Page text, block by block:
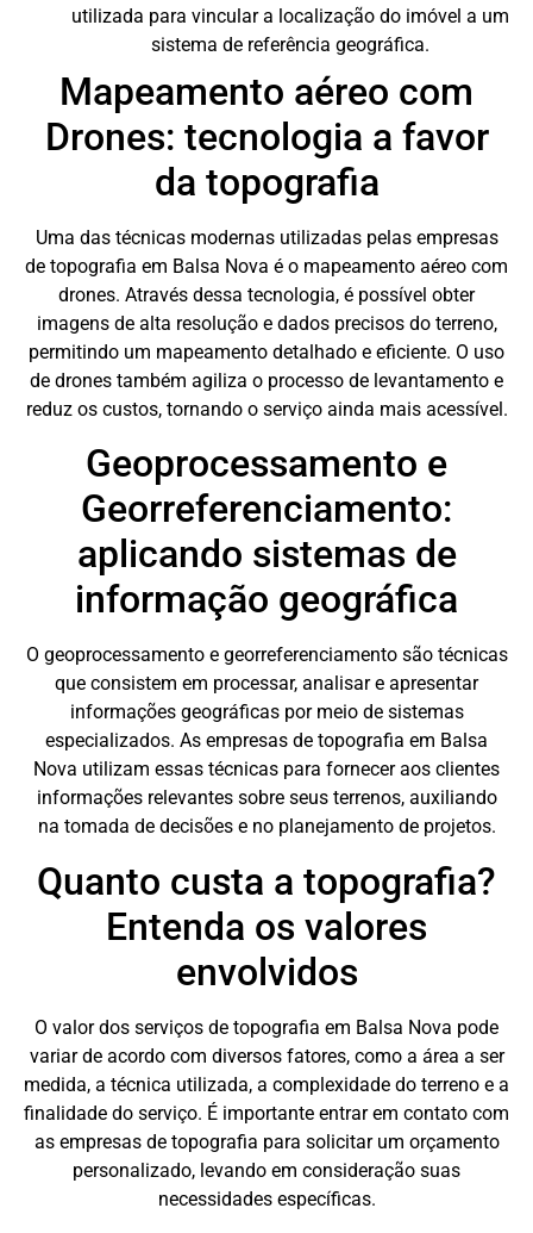
utilizada para vincular a localização do imóvel a um
sistema de referência geográfica.
Mapeamento aéreo com
Drones: tecnologia a favor
da topografia
Uma das técnicas modernas utilizadas pelas empresas
de topografia em Balsa Nova é o mapeamento aéreo com
drones. Através dessa tecnologia, é possível obter
imagens de alta resolução e dados precisos do terreno,
permitindo um mapeamento detalhado e eficiente. O uso
de drones também agiliza o processo de levantamento e
reduz os custos, tornando o serviço ainda mais acessível.
Geoprocessamento e
Georreferenciamento:
aplicando sistemas de
informação geográfica
O geoprocessamento e georreferenciamento são técnicas
que consistem em processar, analisar e apresentar
informações geográficas por meio de sistemas
especializados. As empresas de topografia em Balsa
Nova utilizam essas técnicas para fornecer aos clientes
informações relevantes sobre seus terrenos, auxiliando
na tomada de decisões e no planejamento de projetos.
Quanto custa a topografia?
Entenda os valores
envolvidos
O valor dos serviços de topografia em Balsa Nova pode
variar de acordo com diversos fatores, como a área a ser
medida, a técnica utilizada, a complexidade do terreno e a
finalidade do serviço. É importante entrar em contato com
as empresas de topografia para solicitar um orçamento
personalizado, levando em consideração suas
necessidades específicas.